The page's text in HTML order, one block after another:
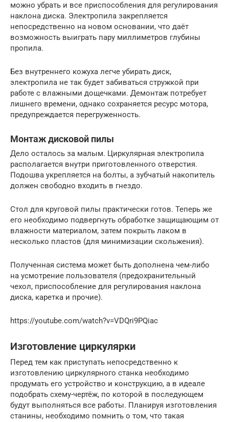
можно убрать и все приспособления для регулирования
наклона диска. Электропила закрепляется
непосредственно на новом основании, что даёт
возможность выиграть пару миллиметров глубины
пропила.
Без внутреннего кожуха легче убирать диск,
электропила не так будет забиваться стружкой при
работе с влажными дощечками. Демонтаж потребует
лишнего времени, однако сохраняется ресурс мотора,
предупреждается перегруженность.
Монтаж дисковой пилы
Дело осталось за малым. Циркулярная электропила
располагается внутри приготовленного отверстия.
Подошва укрепляется на болты, а зубчатый накопитель
должен свободно входить в гнездо.
Стол для круговой пилы практически готов. Теперь же
его необходимо подвергнуть обработке защищающим от
влажности материалом, затем покрыть лаком в
несколько пластов (для минимизации скольжения).
Полученная система может быть дополнена чем-либо
на усмотрение пользователя (предохранительный
чехол, приспособление для регулирования наклона
диска, каретка и прочие).
https://youtube.com/watch?v=VDQri9PQiac
Изготовление циркулярки
Перед тем как приступать непосредственно к
изготовлению циркулярного станка необходимо
продумать его устройство и конструкцию, а в идеале
подобрать схему-чертёж, по которой в последующем
будут выполняться все работы. Планируя изготовления
станины, необходимо помнить о том, что такая